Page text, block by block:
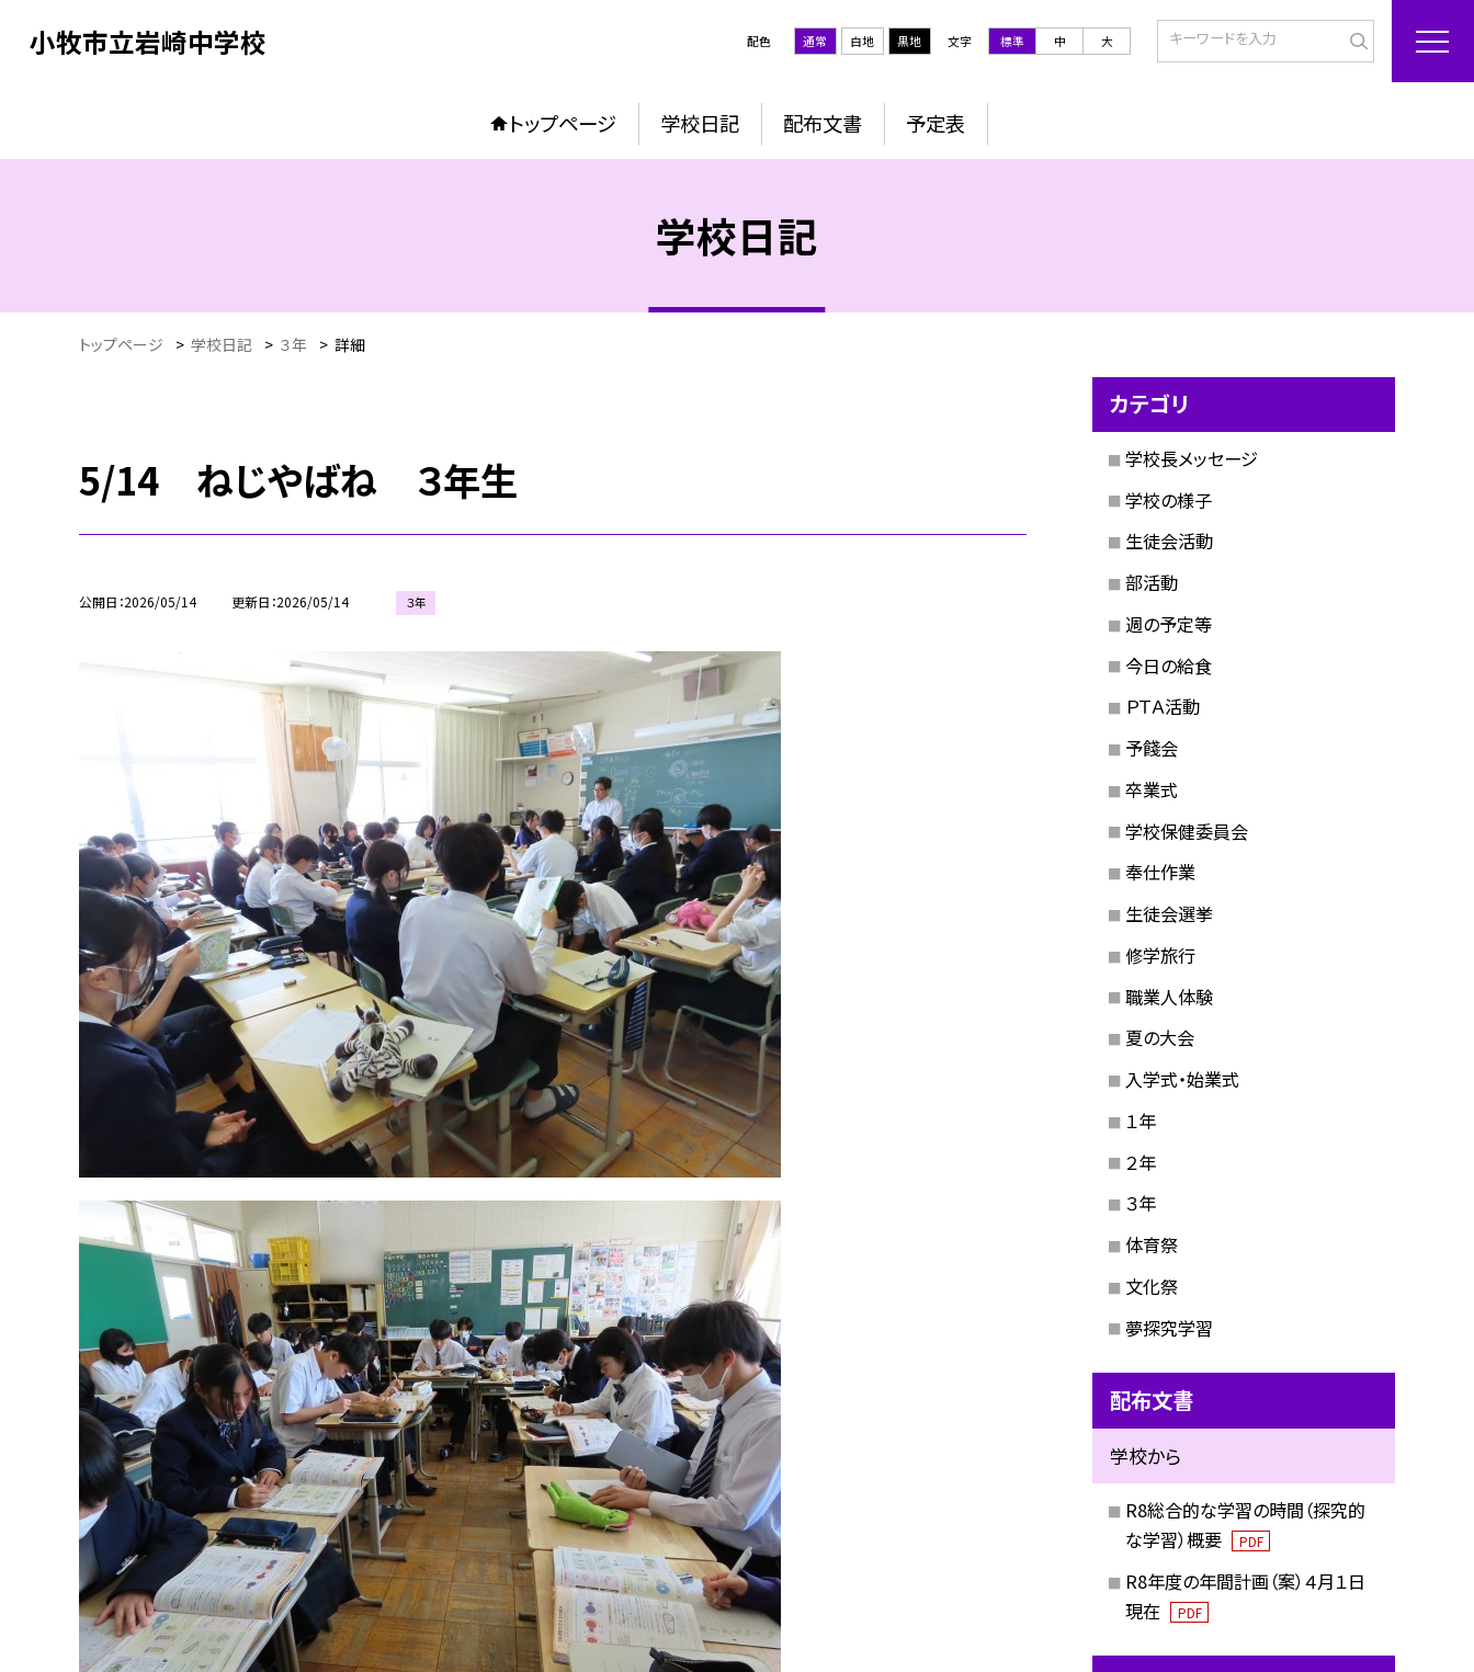
小牧市立岩崎中学校 配色 通常 白地 黒地 文字 標準 中 大
トップページ 学校日記 配布文書 予定表
学校日記
トップページ > 学校日記 > ３年 > 詳細
5/14 ねじやばね ３年生
公開日 2026/05/14 更新日 2026/05/14 ３年
カテゴリ
学校長メッセージ
学校の様子
生徒会活動
部活動
週の予定等
今日の給食
ＰＴＡ活動
予餞会
卒業式
学校保健委員会
奉仕作業
生徒会選挙
修学旅行
職業人体験
夏の大会
入学式・始業式
１年
２年
３年
体育祭
文化祭
夢探究学習
配布文書
学校から
R8総合的な学習の時間（探究的
な学習）概要
PDF
R8年度の年間計画（案）４月１日
現在
PDF